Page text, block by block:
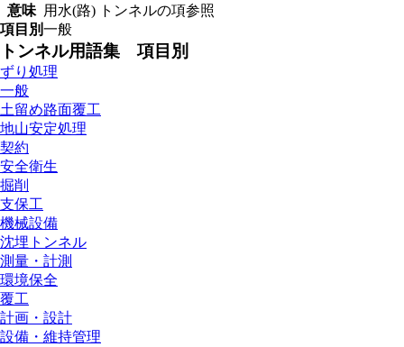
意味 用水(路) トンネルの項参照
項目別一般
トンネル用語集 項目別
ずり処理
一般
土留め路面覆工
地山安定処理
契約
安全衛生
掘削
支保工
機械設備
沈埋トンネル
測量・計測
環境保全
覆工
計画・設計
設備・維持管理